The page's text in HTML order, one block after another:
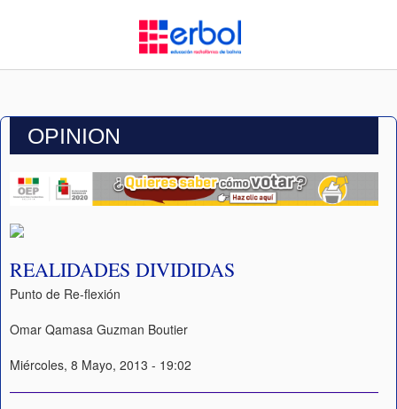
OPINION
REALIDADES DIVIDIDAS
Punto de Re-flexión
Omar Qamasa Guzman Boutier
Miércoles, 8 Mayo, 2013 - 19:02